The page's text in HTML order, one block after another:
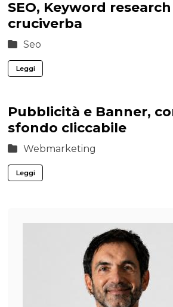
SEO, Keyword
cruciverba
Seo
Leggi
Pubblicità e Banner,
sfondo cliccabile
Webmarketing
Leggi